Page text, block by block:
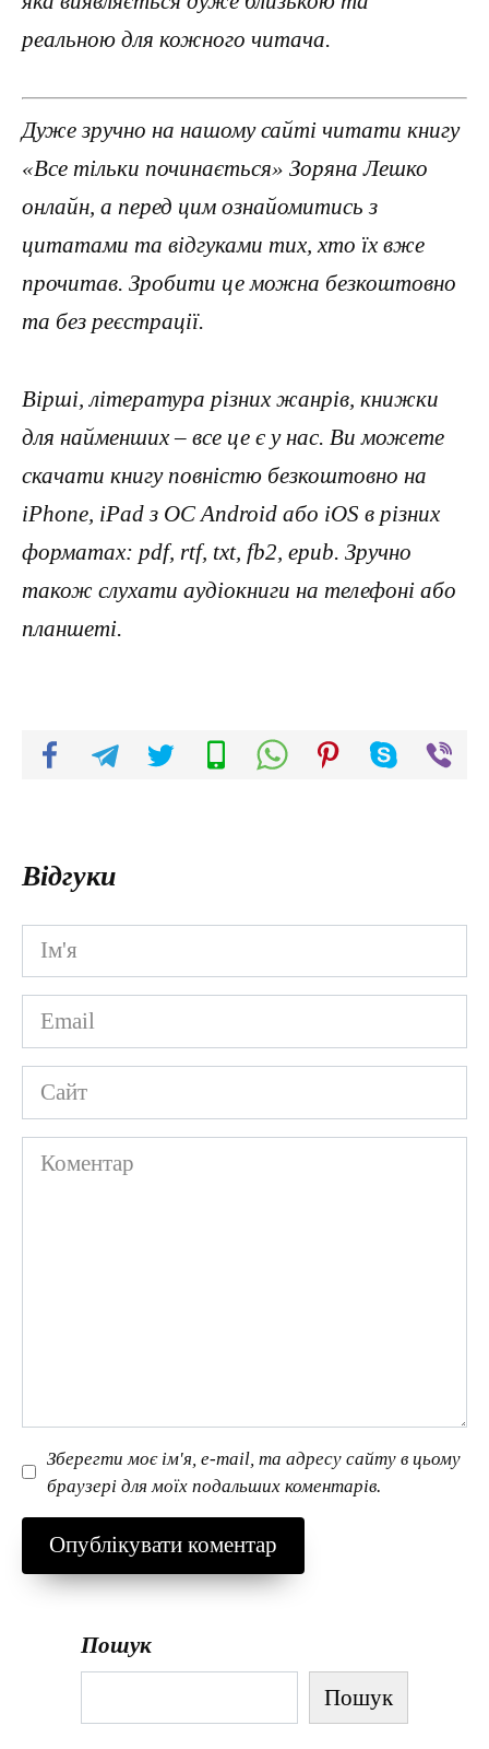
реальною для кожного читача.
Дуже зручно на нашому сайті читати книгу
«Все тільки починається» Зоряна Лешко
онлайн, а перед цим ознайомитись з
цитатами та відгуками тих, хто їх вже
прочитав. Зробити це можна безкоштовно
та без реєстрації.
Вірші, література різних жанрів, книжки
для найменших – все це є у нас. Ви можете
скачати книгу повністю безкоштовно на
iPhone, iPad з ОС Android або iOS в різних
форматах: pdf, rtf, txt, fb2, epub. Зручно
також слухати аудіокниги на телефоні або
планшеті.
Відгуки
Ім'я
*
Email
*
Сайт
Коментар
Зберегти моє ім'я, e-mail, та адресу сайту в цьому
браузері для моїх подальших коментарів.
Пошук
Пошук